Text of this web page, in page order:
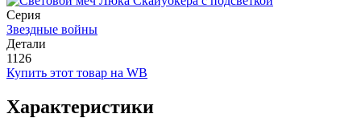
Серия
Звездные войны
Детали
1126
Купить этот товар на WB
Характеристики